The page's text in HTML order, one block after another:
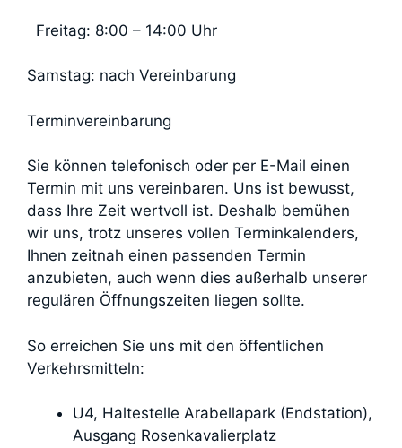
Freitag: 8:00 – 14:00 Uhr
Samstag: nach Vereinbarung
Terminvereinbarung
Sie können telefonisch oder per E-Mail einen
Termin mit uns vereinbaren. Uns ist bewusst,
dass Ihre Zeit wertvoll ist. Deshalb bemühen
wir uns, trotz unseres vollen Terminkalenders,
Ihnen zeitnah einen passenden Termin
anzubieten, auch wenn dies außerhalb unserer
regulären Öffnungszeiten liegen sollte.
So erreichen Sie uns mit den öffentlichen
Verkehrsmitteln:
U4, Haltestelle Arabellapark (Endstation),
Ausgang Rosenkavalierplatz